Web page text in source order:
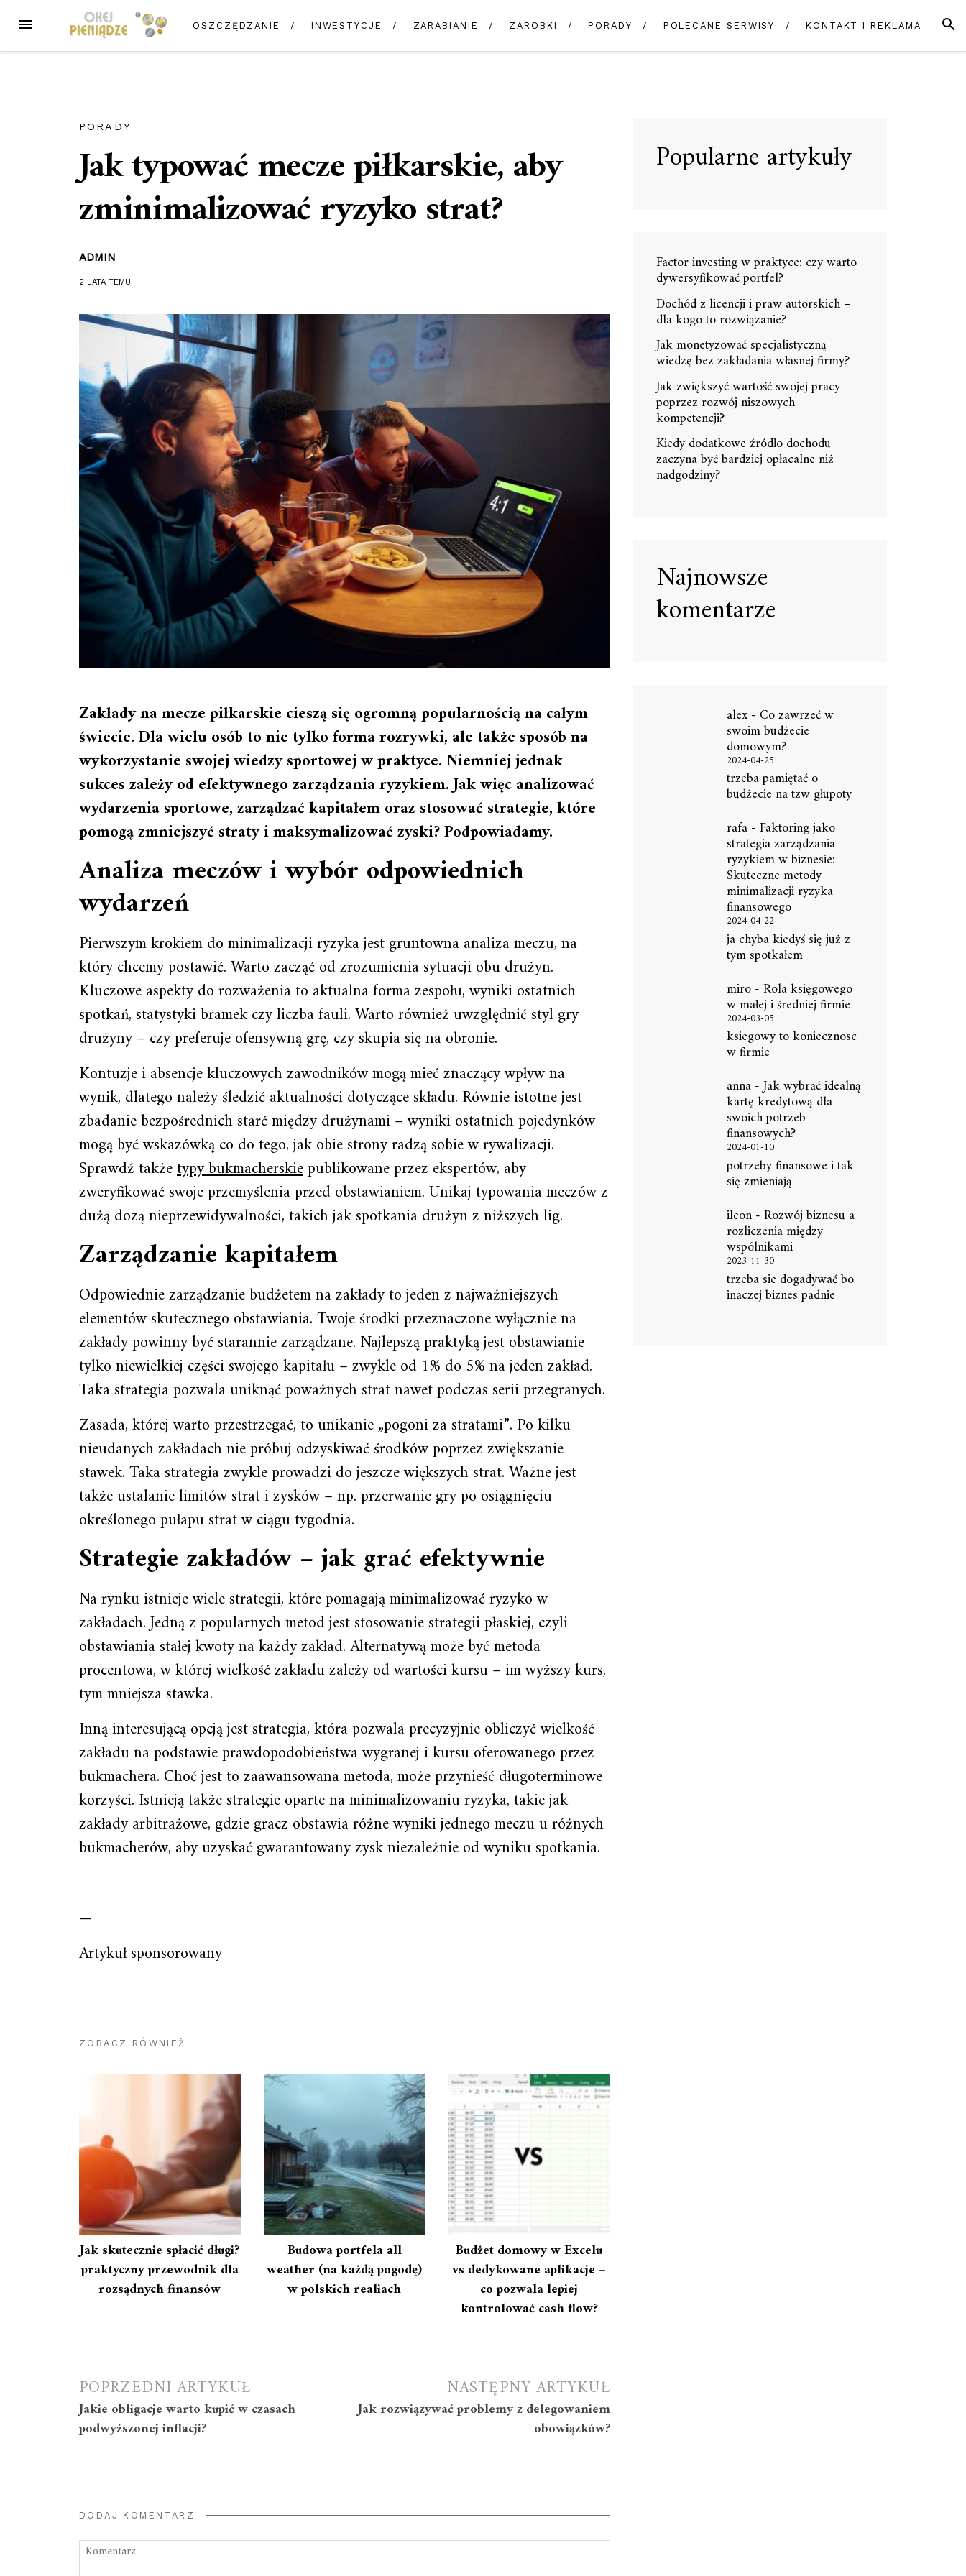
treści
MENU
OSZCZĘDZANIE INWESTYCJE ZARABIANIE ZAROBKI PORADY POLECANE SERWISY KONTAKT I REKLAMA
PORADY
Jak typować mecze piłkarskie, aby
zminimalizować ryzyko strat?
ADMIN
2 LATA TEMU
Zakłady na mecze piłkarskie cieszą się ogromną popularnością na całym
świecie. Dla wielu osób to nie tylko forma rozrywki, ale także sposób na
wykorzystanie swojej wiedzy sportowej w praktyce. Niemniej jednak
sukces zależy od efektywnego zarządzania ryzykiem. Jak więc analizować
wydarzenia sportowe, zarządzać kapitałem oraz stosować strategie, które
pomogą zmniejszyć straty i maksymalizować zyski? Podpowiadamy.
Analiza meczów i wybór odpowiednich
wydarzeń
Pierwszym krokiem do minimalizacji ryzyka jest gruntowna analiza meczu, na
który chcemy postawić. Warto zacząć od zrozumienia sytuacji obu drużyn.
Kluczowe aspekty do rozważenia to aktualna forma zespołu, wyniki ostatnich
spotkań, statystyki bramek czy liczba fauli. Warto również uwzględnić styl gry
drużyny – czy preferuje ofensywną grę, czy skupia się na obronie.
Kontuzje i absencje kluczowych zawodników mogą mieć znaczący wpływ na
wynik, dlatego należy śledzić aktualności dotyczące składu. Równie istotne jest
zbadanie bezpośrednich starć między drużynami – wyniki ostatnich pojedynków
mogą być wskazówką co do tego, jak obie strony radzą sobie w rywalizacji.
Sprawdź takżetypy bukmacherskiepublikowane przez ekspertów, aby
zweryfikować swoje przemyślenia przed obstawianiem. Unikaj typowania meczów z
dużą dozą nieprzewidywalności, takich jak spotkania drużyn z niższych lig.
Zarządzanie kapitałem
Odpowiednie zarządzanie budżetem na zakłady to jeden z najważniejszych
elementów skutecznego obstawiania. Twoje środki przeznaczone wyłącznie na
zakłady powinny być starannie zarządzane. Najlepszą praktyką jest obstawianie
tylko niewielkiej części swojego kapitału – zwykle od 1% do 5% na jeden zakład.
Taka strategia pozwala uniknąć poważnych strat nawet podczas serii przegranych.
Zasada, której warto przestrzegać, to unikanie „pogoni za stratami”. Po kilku
nieudanych zakładach nie próbuj odzyskiwać środków poprzez zwiększanie
stawek. Taka strategia zwykle prowadzi do jeszcze większych strat. Ważne jest
także ustalanie limitów strat i zysków – np. przerwanie gry po osiągnięciu
określonego pułapu strat w ciągu tygodnia.
Strategie zakładów – jak grać efektywnie
Na rynku istnieje wiele strategii, które pomagają minimalizować ryzyko w
zakładach. Jedną z popularnych metod jest stosowanie strategii płaskiej, czyli
obstawiania stałej kwoty na każdy zakład. Alternatywą może być metoda
procentowa, w której wielkość zakładu zależy od wartości kursu – im wyższy kurs,
tym mniejsza stawka.
Inną interesującą opcją jest strategia, która pozwala precyzyjnie obliczyć wielkość
zakładu na podstawie prawdopodobieństwa wygranej i kursu oferowanego przez
bukmachera. Choć jest to zaawansowana metoda, może przynieść długoterminowe
korzyści. Istnieją także strategie oparte na minimalizowaniu ryzyka, takie jak
zakłady arbitrażowe, gdzie gracz obstawia różne wyniki jednego meczu u różnych
bukmacherów, aby uzyskać gwarantowany zysk niezależnie od wyniku spotkania.
—
Artykuł sponsorowany
ZOBACZ RÓWNIEŻ
Jak skutecznie spłacić długi?
praktyczny przewodnik dla
rozsądnych finansów
Budowa portfela all
weather (na każdą pogodę)
w polskich realiach
Budżet domowy w Excelu
vs dedykowane aplikacje –
co pozwala lepiej
kontrolować cash flow?
Nawigacja
wpisu
POPRZEDNI ARTYKUŁ
Jakie obligacje warto kupić w czasach
podwyższonej inflacji?
NASTĘPNY ARTYKUŁ
Jak rozwiązywać problemy z delegowaniem
obowiązków?
DODAJ KOMENTARZ
Popularne artykuły
Factor investing w praktyce: czy warto
dywersyfikować portfel?
Dochód z licencji i praw autorskich –
dla kogo to rozwiązanie?
Jak monetyzować specjalistyczną
wiedzę bez zakładania własnej firmy?
Jak zwiększyć wartość swojej pracy
poprzez rozwój niszowych
kompetencji?
Kiedy dodatkowe źródło dochodu
zaczyna być bardziej opłacalne niż
nadgodziny?
Najnowsze
komentarze
alex- Co zawrzeć w
swoim budżecie
domowym?
2024-04-25
trzeba pamiętać o
budżecie na tzw głupoty
rafa-Faktoring jako
strategia zarządzania
ryzykiem w biznesie:
Skuteczne metody
minimalizacji ryzyka
finansowego
2024-04-22
ja chyba kiedyś się już z
tym spotkałem
miro-Rola księgowego
w małej i średniej firmie
2024-03-05
ksiegowy to koniecznosc
w firmie
anna-Jak wybrać idealną
kartę kredytową dla
swoich potrzeb
finansowych?
2024-01-10
potrzeby finansowe i tak
się zmieniają
ileon-Rozwój biznesu a
rozliczenia między
wspólnikami
2023-11-30
trzeba sie dogadywać bo
inaczej biznes padnie